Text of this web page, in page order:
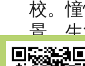
校。
景，
然没